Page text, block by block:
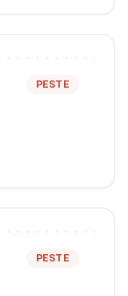
PESTE
PESTE